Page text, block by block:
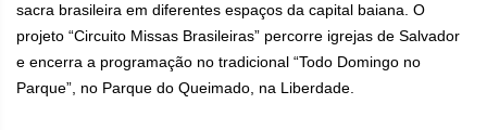
sacra brasileira em diferentes espaços da capital baiana. O
projeto “Circuito Missas Brasileiras” percorre igrejas de Salvador
e encerra a programação no tradicional “Todo Domingo no
Parque”, no Parque do Queimado, na Liberdade.